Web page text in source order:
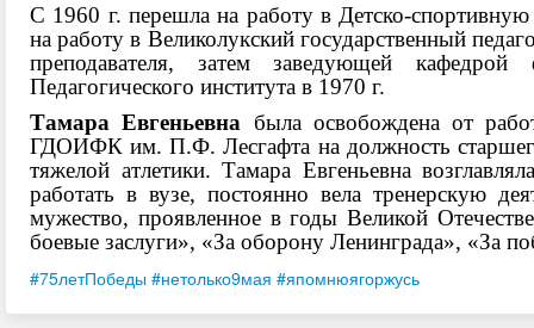
С 1960 г. перешла на работу в Детско-
на работу в Великолукский государственный
преподавателя, затем заведующей кафедрой
Педагогического института в 1970 г.
Тамара Евгеньевна была освобождена от
ГДОИФК им. П.Ф. Лесгафта на должность
тяжелой атлетики. Тамара Евгеньевна
работать в вузе, постоянно вела тренерскую
мужество, проявленное в годы Великой
боевые заслуги», «За оборону Ленинграда», «За
#75летПобеды #нетолько9мая #япомнюягоржусь